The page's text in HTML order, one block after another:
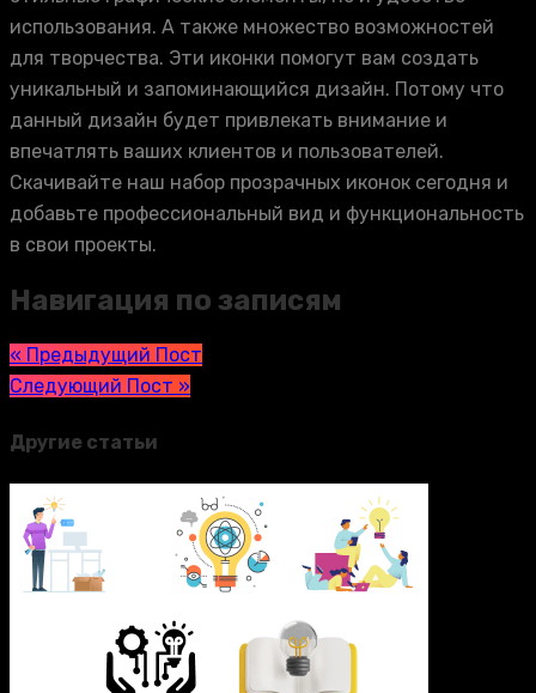
использования. А также множество возможностей
для творчества. Эти иконки помогут вам создать
уникальный и запоминающийся дизайн. Потому что
данный дизайн будет привлекать внимание и
впечатлять ваших клиентов и пользователей.
Скачивайте наш набор прозрачных иконок сегодня и
добавьте профессиональный вид и функциональность
в свои проекты.
Навигация по записям
« Предыдущий Пост
Следующий Пост »
Другие статьи